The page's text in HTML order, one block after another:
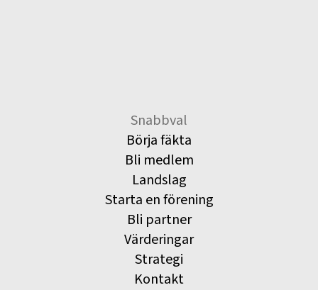
Snabbval
Börja fäkta
Bli medlem
Landslag
Starta en förening
Bli partner
Värderingar
Strategi
Kontakt